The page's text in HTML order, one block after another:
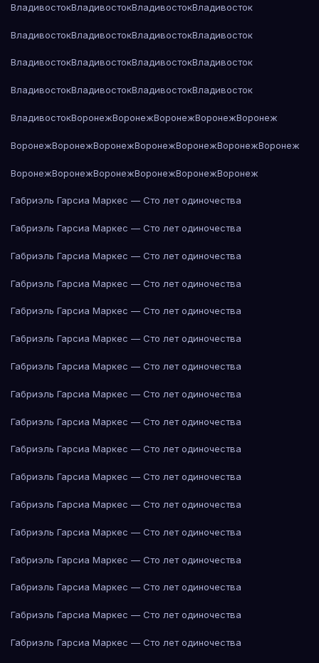
ВладивостокВладивостокВладивостокВладивосток
ВладивостокВладивостокВладивостокВладивосток
ВладивостокВладивостокВладивостокВладивосток
ВладивостокВладивостокВладивостокВладивосток
ВладивостокВоронежВоронежВоронежВоронежВоронеж
ВоронежВоронежВоронежВоронежВоронежВоронежВоронеж
ВоронежВоронежВоронежВоронежВоронежВоронеж
Габриэль Гарсиа Маркес — Сто лет одиночества
Габриэль Гарсиа Маркес — Сто лет одиночества
Габриэль Гарсиа Маркес — Сто лет одиночества
Габриэль Гарсиа Маркес — Сто лет одиночества
Габриэль Гарсиа Маркес — Сто лет одиночества
Габриэль Гарсиа Маркес — Сто лет одиночества
Габриэль Гарсиа Маркес — Сто лет одиночества
Габриэль Гарсиа Маркес — Сто лет одиночества
Габриэль Гарсиа Маркес — Сто лет одиночества
Габриэль Гарсиа Маркес — Сто лет одиночества
Габриэль Гарсиа Маркес — Сто лет одиночества
Габриэль Гарсиа Маркес — Сто лет одиночества
Габриэль Гарсиа Маркес — Сто лет одиночества
Габриэль Гарсиа Маркес — Сто лет одиночества
Габриэль Гарсиа Маркес — Сто лет одиночества
Габриэль Гарсиа Маркес — Сто лет одиночества
Габриэль Гарсиа Маркес — Сто лет одиночества